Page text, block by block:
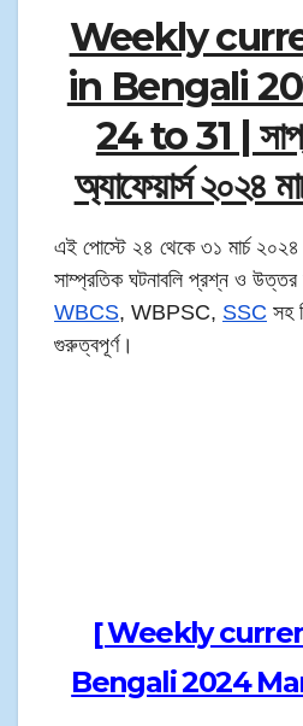
Weekly
in Bengali
24 to 31 |
অ্যাফেয়ার্স ২০২৪
এই পোস্টে ২৪ থেকে ৩১ মার্চ
সাম্প্রতিক ঘটনাবলি প্রশ্ন ও
WBCS, WBPSC, SSC সহ
গুরুত্বপূর্ণ।
[ Weekly
Bengali 2024